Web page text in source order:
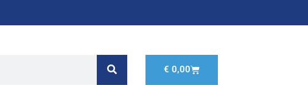
€ 0,00Winkelwagen